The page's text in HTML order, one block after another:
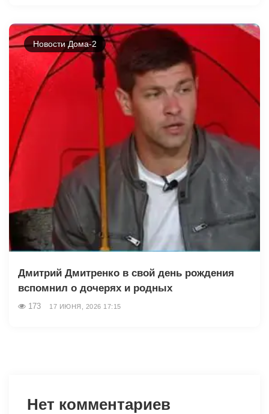
Новости Дома-2
Дмитрий Дмитренко в свой день рождения
вспомнил о дочерях и родных
173 17 ИЮНЯ, 2026 17:15
Нет комментариев